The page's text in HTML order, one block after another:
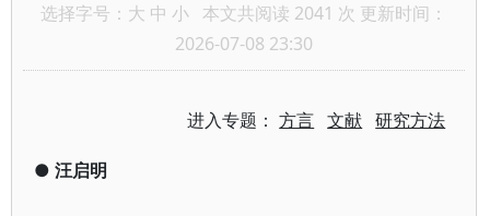
选择字号： 大 中 小 本文共阅读 2041 次 更新时间：
2026-07-08 23:30
进入专题：方言 文献 研究方法
● 汪启明